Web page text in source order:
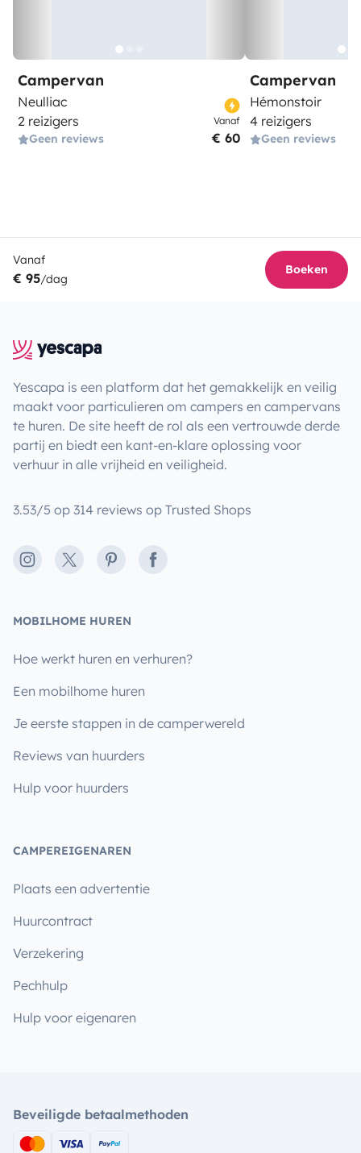
Campervan
Neulliac
2 reizigers
Geen reviews
Vanaf
€ 60
Campervan
Hémonstoir
4 reizigers
Geen reviews
Vanaf
€ 95/dag
Boeken
Yescapa is een platform dat het gemakkelijk en veilig
maakt voor particulieren om campers en campervans
te huren. De site heeft de rol als een vertrouwde derde
partij en biedt een kant-en-klare oplossing voor
verhuur in alle vrijheid en veiligheid.
3.53/5 op 314 reviews op Trusted Shops
Instagram
X PinterestFacebook
MOBILHOME HUREN
Hoe werkt huren en verhuren?
Een mobilhome huren
Je eerste stappen in de camperwereld
Reviews van huurders
Hulp voor huurders
CAMPEREIGENAREN
Plaats een advertentie
Huurcontract
Verzekering
Pechhulp
Hulp voor eigenaren
Beveiligde betaalmethoden